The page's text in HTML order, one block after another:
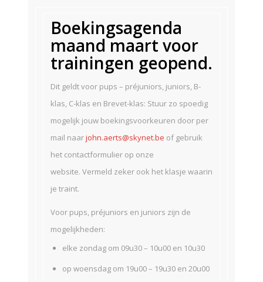
Boekingsagenda
maand maart voor
trainingen geopend.
Dit geldt voor pups – préjuniors, juniors, B-
klas, C-klas en Brevet-klas: Stuur zo spoedig
mogelijk jouw boekingsvoorkeuren door per
mail naarjohn.aerts@skynet.be of gebruik
het contactformulier op onze
website. Vermeld zeker ook het klasje waarin
je traint.
Voor pups, préjuniors en juniors zijn de
mogelijkheden:
elke zondag om 09u30 – 10u00 en 10u30
op woensdag om 19u00 – 19u30 en 20u00